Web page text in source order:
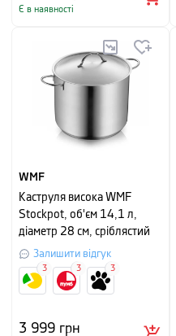
Є в наявності
WMF
Каструля висока WMF
Stockpot, об'єм 14,1 л,
діаметр 28 см, сріблястий
матовий
Залишити відгук
3 999 грн
3 3 3